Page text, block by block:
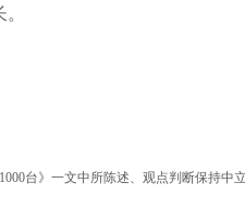
台》一文中所陈述、观点判断保持中